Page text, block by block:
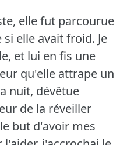
elle fut parcourue
elle avait froid. Je
et lui en fis une
qu'elle attrape un
nuit, dévêtue
de la réveiller
but d'avoir mes